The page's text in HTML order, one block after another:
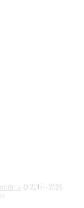
::» © 2014 - 2026